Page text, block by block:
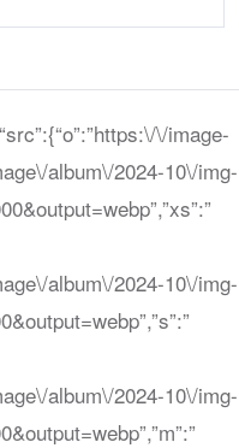
\/image-
album\/2024-10\/img-
album\/2024-10\/img-
album\/2024-10\/img-